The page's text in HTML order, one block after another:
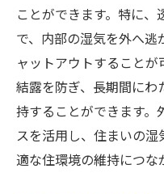
外壁塗装の耐久性
ポイント
高温多湿環境
耐久性を維持
処理
奈良市特有の
ジュール
ことができます。特に
で、内部の湿気を外へ逃
ャットアウトすること
結露を防ぎ、長期間に
持することができます。
スを活用し、住まいの
適な住環境の維持につな